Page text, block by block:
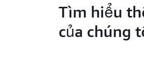
Tìm hiểu
của chúng